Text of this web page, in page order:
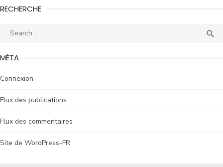
RECHERCHE

MÉTA
Connexion
Flux des publications
Flux des commentaires
Site de WordPress-FR